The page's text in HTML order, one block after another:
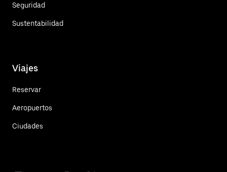
Seguridad
Sustentabilidad
Viajes
Reservar
Aeropuertos
Ciudades